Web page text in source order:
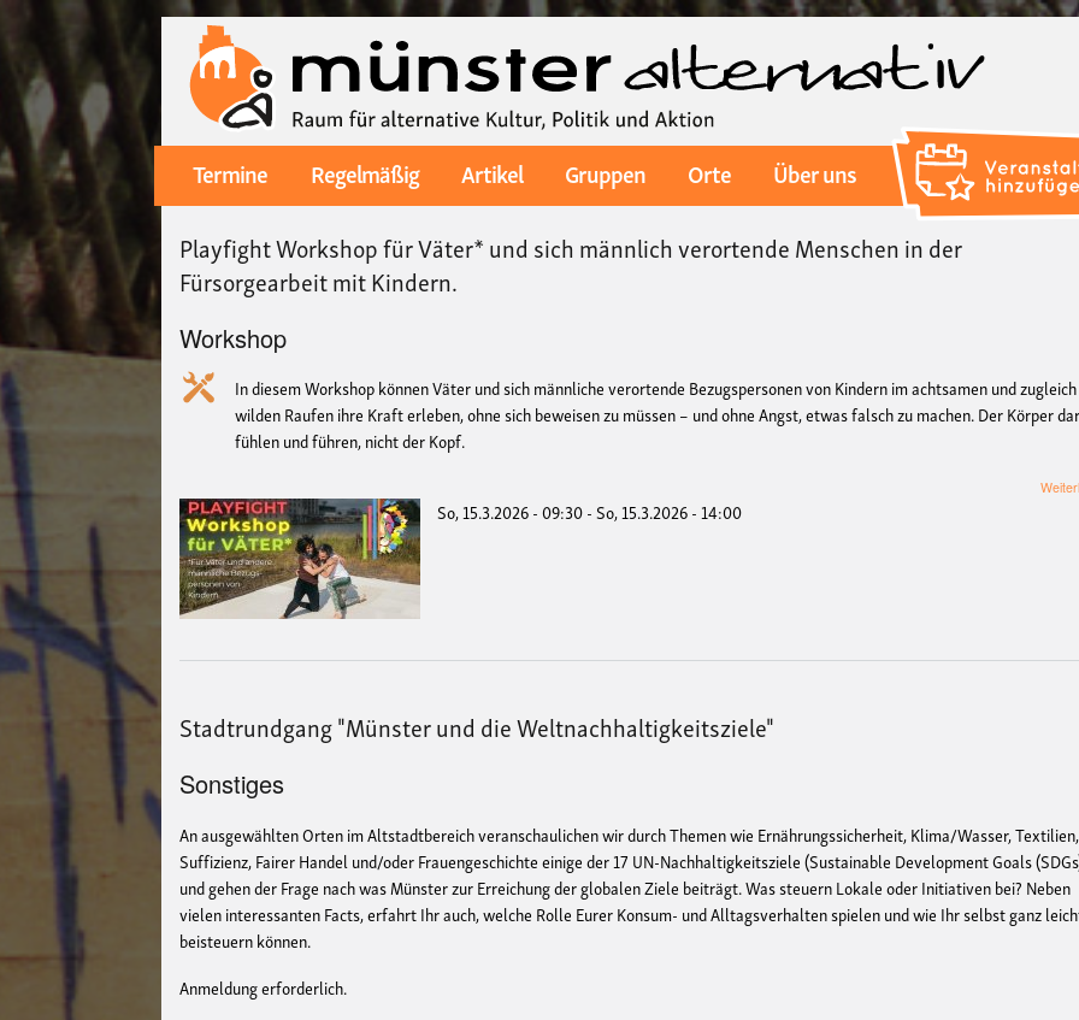
Inhalt
Main
navigation
Termine Regelmäßig Artikel Gruppen Orte
Über uns
Playfight Workshop für Väter* und sich männlich verortende Menschen in der
Fürsorgearbeit mit Kindern.
Workshop
In diesem Workshop können Väter und sich männliche verortende Bezugspersonen von Kindern im achtsamen und zugleich
wilden Raufen ihre Kraft erleben, ohne sich beweisen zu müssen – und ohne Angst, etwas falsch zu machen. Der Körper
fühlen und führen, nicht der Kopf.
So, 15.3.2026 - 09:30-So, 15.3.2026 - 14:00
Stadtrundgang "Münster und die Weltnachhaltigkeitsziele"
Sonstiges
An ausgewählten Orten im Altstadtbereich veranschaulichen wir durch Themen wie Ernährungssicherheit, Klima/Wasser, Textilien,
Suffizienz, Fairer Handel und/oder Frauengeschichte einige der 17 UN-Nachhaltigkeitsziele (Sustainable Development Goals
und gehen der Frage nach was Münster zur Erreichung der globalen Ziele beiträgt. Was steuern Lokale oder Initiativen bei? Neben
vielen interessanten Facts, erfahrt Ihr auch, welche Rolle Eurer Konsum- und Alltagsverhalten spielen und wie Ihr selbst ganz
beisteuern können.
Anmeldung erforderlich.